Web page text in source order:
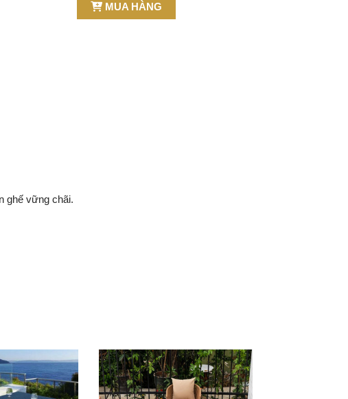
MUA HÀNG
ghế vững chãi.